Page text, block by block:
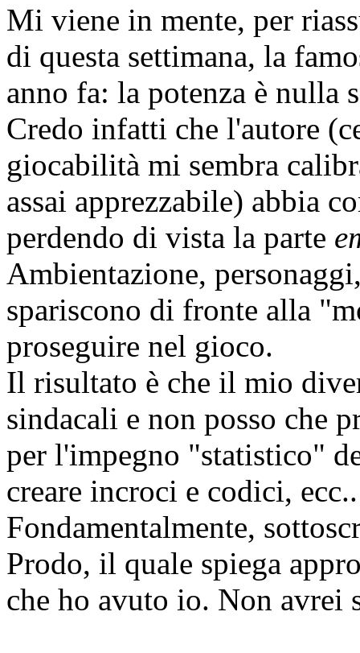
Mi viene in mente, per
di questa settimana, la
anno fa: la potenza è nulla
Credo infatti che l'autore
giocabilità mi sembra
assai apprezzabile) abbia
perdendo di vista la parte
Ambientazione,
spariscono di fronte alla
proseguire nel gioco.
Il risultato è che il mio
sindacali e non posso che
per l'impegno "statistico"
creare incroci e codici, ecc..
Fondamentalmente,
Prodo, il quale spiega
che ho avuto io. Non avrei